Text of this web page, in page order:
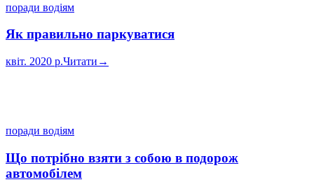
поради водіям
Як правильно паркуватися
квіт. 2020 р.Читати →
поради водіям
Що потрібно взяти з собою в подорож
автомобілем